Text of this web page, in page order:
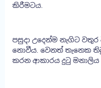
කිරීමටය.
පසුදා උදෙන්ම නැගිට
නොවීය. වෙනත් තැනෙක
කරන ආකාරය දුටු මනාලිය